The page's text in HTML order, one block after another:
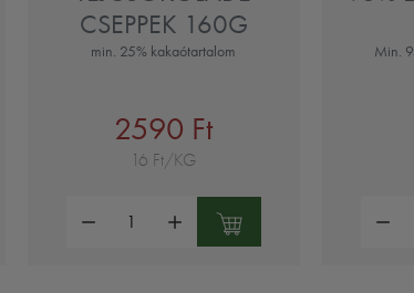
CSEPPEK 160G
min. 25% kakaótartalom
2590 Ft
16 Ft/KG
Min.